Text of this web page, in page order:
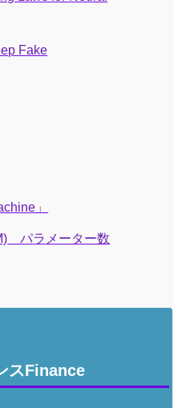
Fake
」
パラメーター数
スFinance